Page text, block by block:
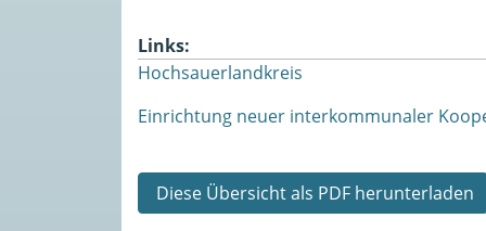
Links:
Hochsauerlandkreis
Einrichtung neuer interkommunaler
Diese Übersicht als PDF herunterladen